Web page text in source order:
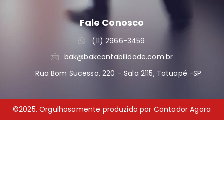
Fale Conosco
(11) 2966-3459
bak@bakcontabilidade.com.br
Rua Bom Sucesso, 220 – Sala 2115, Tatuapé -SP
©2025. Orgulhosamente produzido por Contador Agora